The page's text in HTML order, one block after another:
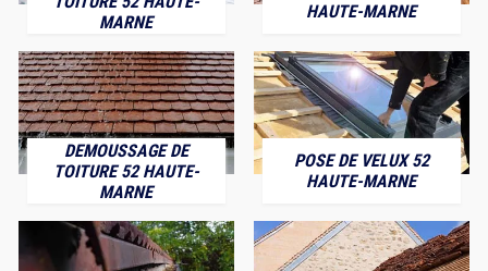
MARNE
HAUTE-MARNE
DEMOUSSAGE DE
TOITURE 52 HAUTE-
MARNE
POSE DE VELUX 52
HAUTE-MARNE